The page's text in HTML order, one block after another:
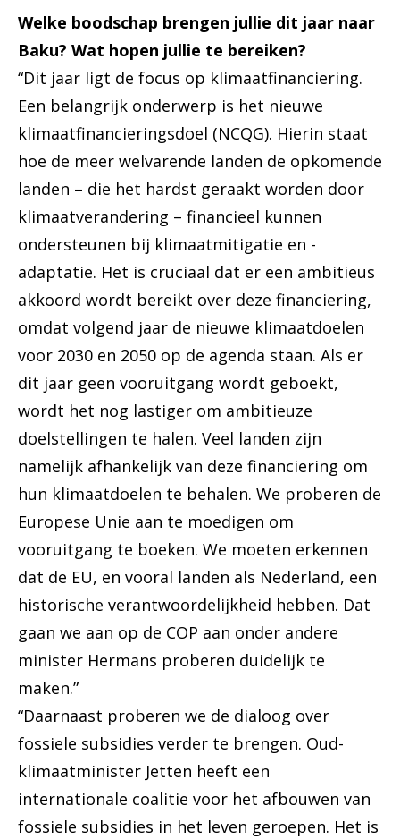
Welke boodschap brengen jullie dit jaar naar
Baku? Wat hopen jullie te bereiken?
“Dit jaar ligt de focus op klimaatfinanciering.
Een belangrijk onderwerp is het nieuwe
klimaatfinancieringsdoel (NCQG). Hierin staat
hoe de meer welvarende landen de opkomende
landen – die het hardst geraakt worden door
klimaatverandering – financieel kunnen
ondersteunen bij klimaatmitigatie en -
adaptatie. Het is cruciaal dat er een ambitieus
akkoord wordt bereikt over deze financiering,
omdat volgend jaar de nieuwe klimaatdoelen
voor 2030 en 2050 op de agenda staan. Als er
dit jaar geen vooruitgang wordt geboekt,
wordt het nog lastiger om ambitieuze
doelstellingen te halen. Veel landen zijn
namelijk afhankelijk van deze financiering om
hun klimaatdoelen te behalen. We proberen de
Europese Unie aan te moedigen om
vooruitgang te boeken. We moeten erkennen
dat de EU, en vooral landen als Nederland, een
historische verantwoordelijkheid hebben. Dat
gaan we aan op de COP aan onder andere
minister Hermans proberen duidelijk te
maken.”
“Daarnaast proberen we de dialoog over
fossiele subsidies verder te brengen. Oud-
klimaatminister Jetten heeft een
internationale coalitie voor het afbouwen van
fossiele subsidies in het leven geroepen. Het is